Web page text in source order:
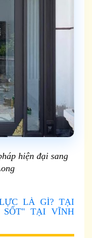
hiện đại sang
LÀ GÌ? TẠI
TẠI VĨNH